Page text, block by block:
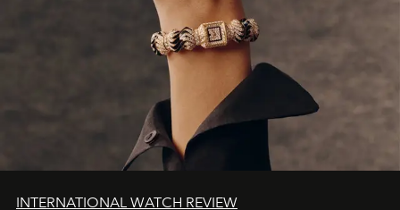
INTERNATIONAL WATCH REVIEW